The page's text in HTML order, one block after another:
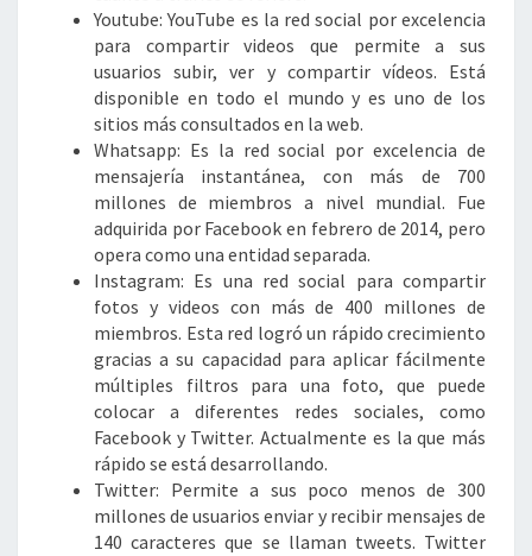
Youtube: YouTube es la red social por excelencia
para compartir videos que permite a sus
usuarios subir, ver y compartir vídeos. Está
disponible en todo el mundo y es uno de los
sitios más consultados en la web.
Whatsapp: Es la red social por excelencia de
mensajería instantánea, con más de 700
millones de miembros a nivel mundial. Fue
adquirida por Facebook en febrero de 2014, pero
opera como una entidad separada.
Instagram: Es una red social para compartir
fotos y videos con más de 400 millones de
miembros. Esta red logró un rápido crecimiento
gracias a su capacidad para aplicar fácilmente
múltiples filtros para una foto, que puede
colocar a diferentes redes sociales, como
Facebook y Twitter. Actualmente es la que más
rápido se está desarrollando.
Twitter: Permite a sus poco menos de 300
millones de usuarios enviar y recibir mensajes de
140 caracteres que se llaman tweets. Twitter